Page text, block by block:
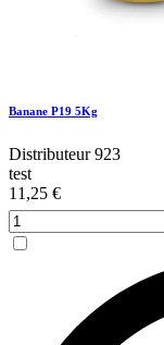
Banane P19 5Kg
Distributeur 923
test
11,25 €